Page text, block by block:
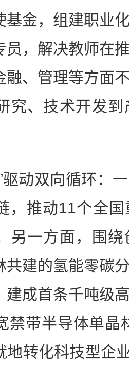
基金，组建职业
员，解决教师在
融、管理等方面
究、技术开发
动双向循环：一
，推动11个全
另一方面，围
共建的氢能零碳
建成首条千吨级
禁带半导体单晶
地转化科技型企